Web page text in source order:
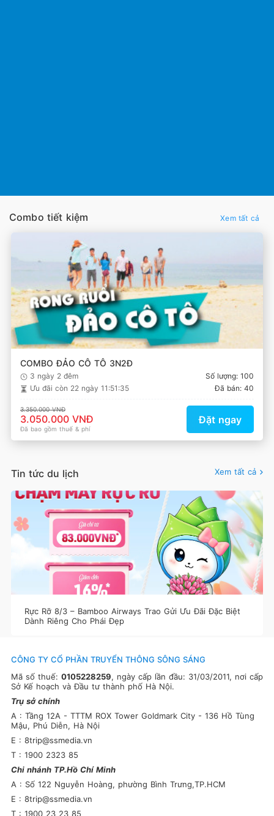
Combo tiết kiệm Xem tất cả
COMBO ĐẢO CÔ TÔ 3N2Đ
3 ngày 2 đêm
Số lượng: 100
Ưu đãi còn 22 ngày 11:51:34 Đã bán: 40
3.350.000 VNĐ
3.050.000 VNĐ
Đã bao gồm thuế & phí
Đặt ngay
Tin tức du lịch Xem tất cả
Rực Rỡ 8/3 – Bamboo Airways Trao Gửi Ưu Đãi Đặc Biệt
Dành Riêng Cho Phái Đẹp
CÔNG TY CỔ PHẦN TRUYỂN THÔNG SÔNG SÁNG
Mã số thuế: 0105228259, ngày cấp lần đầu: 31/03/2011, nơi cấp
Sở Kế hoạch và Đầu tư thành phố Hà Nội.
Trụ sở chính
A : Tầng 12A - TTTM ROX Tower Goldmark City - 136 Hồ Tùng
Mậu, Phú Diễn, Hà Nội
E : 8trip@ssmedia.vn
T : 1900 2323 85
Chi nhánh TP.Hồ Chí Minh
A : Số 122 Nguyễn Hoàng, phường Bình Trưng,TP.HCM
E : 8trip@ssmedia.vn
T : 1900 23 23 85